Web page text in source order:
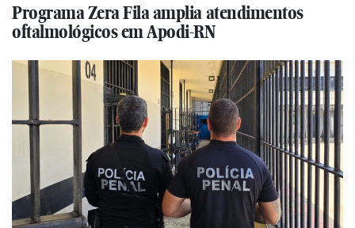
Programa Zera Fila amplia atendimentos
oftalmológicos em Apodi-RN